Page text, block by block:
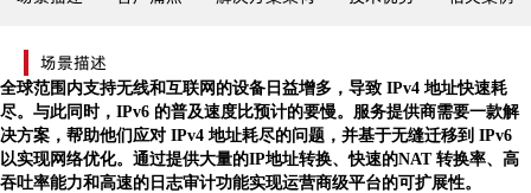
场景描述
全球范围内支持无线和互联网的设备日益增多，导致 IPv4 地址快速耗
尽。与此同时，IPv6 的普及速度比预计的要慢。服务提供商需要一款解
决方案，帮助他们应对 IPv4 地址耗尽的问题，并基于无缝迁移到 IPv6
以实现网络优化。通过提供大量的IP地址转换、快速的NAT 转换率、高
吞吐率能力和高速的日志审计功能实现运营商级平台的可扩展性。